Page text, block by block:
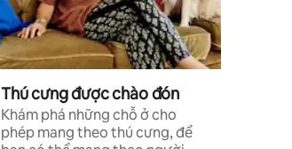
Thú cưng được chào đón
Khám phá những chỗ ở cho
phép mang theo thú cưng, để